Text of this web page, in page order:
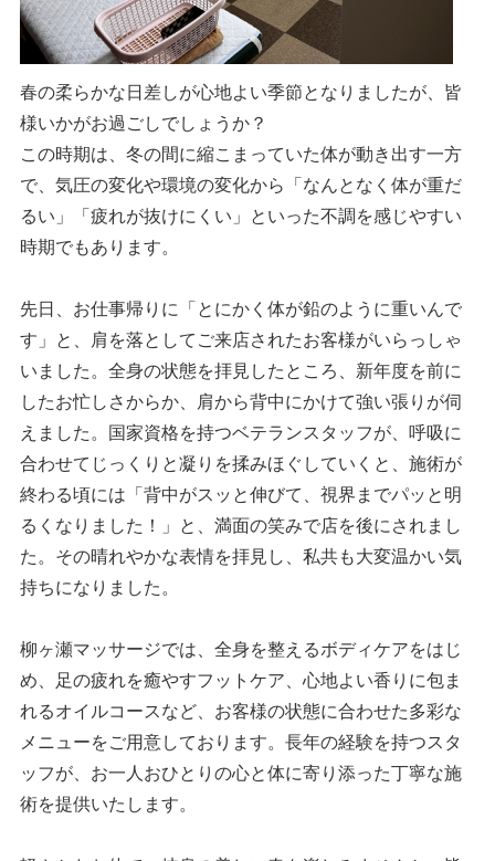
春の柔らかな日差しが心地よい季節となりましたが、皆
様いかがお過ごしでしょうか？
この時期は、冬の間に縮こまっていた体が動き出す一方
で、気圧の変化や環境の変化から「なんとなく体が重だ
るい」「疲れが抜けにくい」といった不調を感じやすい
時期でもあります。
先日、お仕事帰りに「とにかく体が鉛のように重いんで
す」と、肩を落としてご来店されたお客様がいらっしゃ
いました。全身の状態を拝見したところ、新年度を前に
したお忙しさからか、肩から背中にかけて強い張りが伺
えました。国家資格を持つベテランスタッフが、呼吸に
合わせてじっくりと凝りを揉みほぐしていくと、施術が
終わる頃には「背中がスッと伸びて、視界までパッと明
るくなりました！」と、満面の笑みで店を後にされまし
た。その晴れやかな表情を拝見し、私共も大変温かい気
持ちになりました。
柳ヶ瀬マッサージでは、全身を整えるボディケアをはじ
め、足の疲れを癒やすフットケア、心地よい香りに包ま
れるオイルコースなど、お客様の状態に合わせた多彩な
メニューをご用意しております。長年の経験を持つスタ
ッフが、お一人おひとりの心と体に寄り添った丁寧な施
術を提供いたします。